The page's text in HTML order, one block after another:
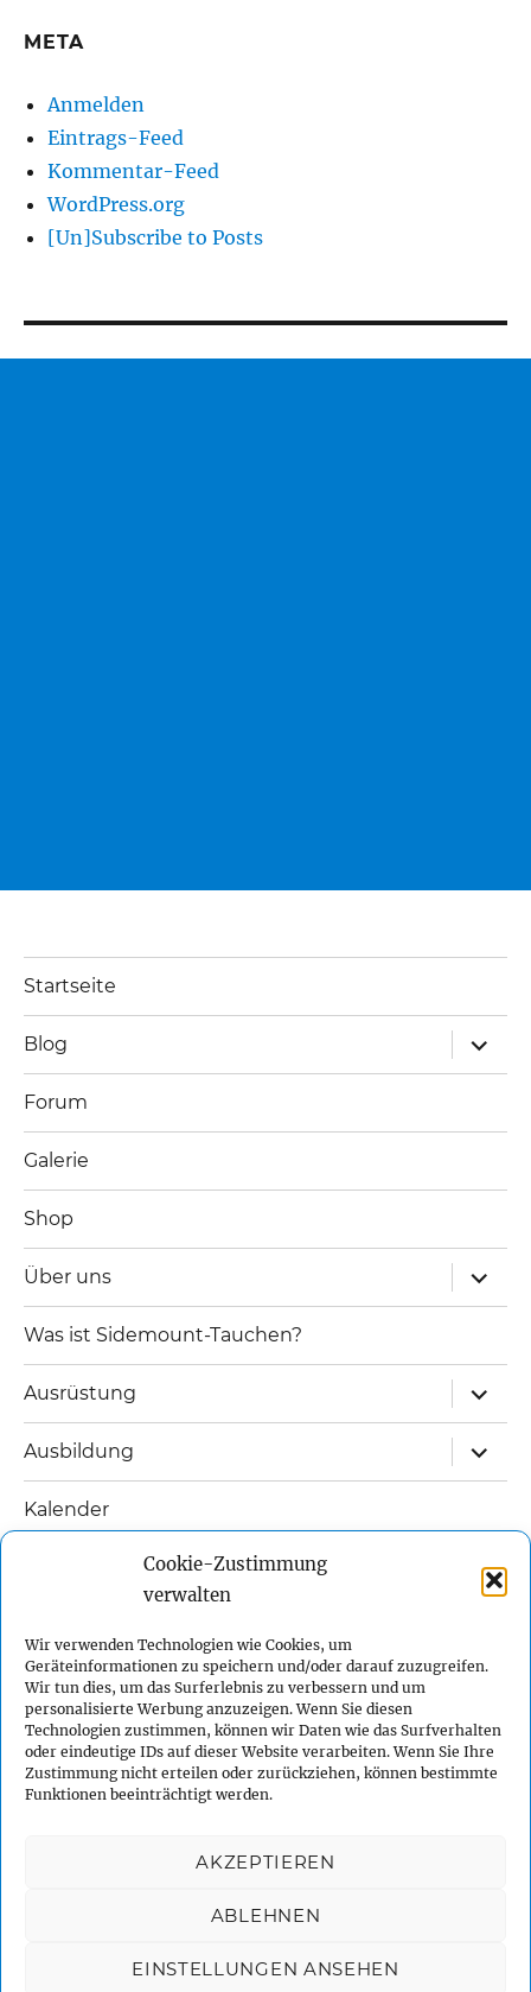
Cookie-Zustimmung
verwalten
Wir verwenden Technologien wie Cookies, um
Geräteinformationen zu speichern und/oder darauf zuzugreifen.
Wir tun dies, um das Surferlebnis zu verbessern und um
personalisierte Werbung anzuzeigen. Wenn Sie diesen
Technologien zustimmen, können wir Daten wie das Surfverhalten
oder eindeutige IDs auf dieser Website verarbeiten. Wenn Sie Ihre
Zustimmung nicht erteilen oder zurückziehen, können bestimmte
Funktionen beeinträchtigt werden.
AKZEPTIEREN
ABLEHNEN
EINSTELLUNGEN ANSEHEN
META
Anmelden
Eintrags-Feed
Kommentar-Feed
WordPress.org
[Un]Subscribe to Posts
Startseite
Blog
öffnen
Forum
Galerie
Shop
Über uns
öffnen
Was ist Sidemount-Tauchen?
Ausrüstung
öffnen
Ausbildung
öffnen
Kalender
öffnen
Impressum
Datenschutzerklärung
Cookie-Richtlinie (EU)
präsentiert von WordPress